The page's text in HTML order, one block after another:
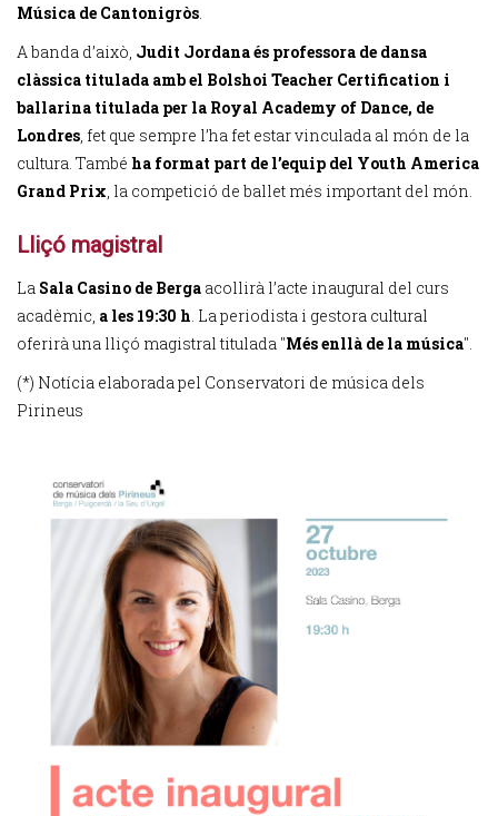
Música de Cantonigròs.
A banda d’això, Judit Jordana és professora de dansa
clàssica titulada amb el Bolshoi Teacher Certification i
ballarina titulada per la Royal Academy of Dance, de
Londres, fet que sempre l’ha fet estar vinculada al món de la
cultura. També ha format part de l’equip del Youth America
Grand Prix, la competició de ballet més important del món.
Lliçó magistral
La Sala Casino de Berga acollirà l’acte inaugural del curs
acadèmic, a les 19:30 h. La periodista i gestora cultural
oferirà una lliçó magistral titulada "Més enllà de la música".
(*) Notícia elaborada pel Conservatori de música dels
Pirineus